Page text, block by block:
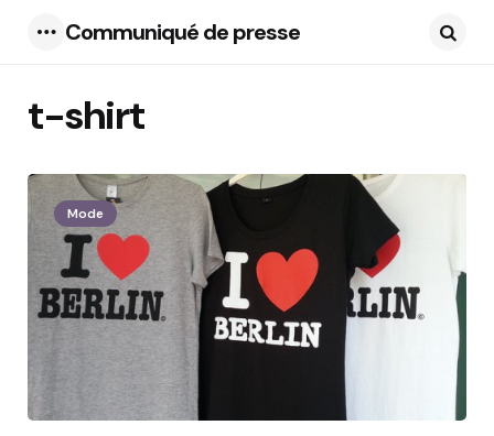
Communiqué de presse
t-shirt
Mode